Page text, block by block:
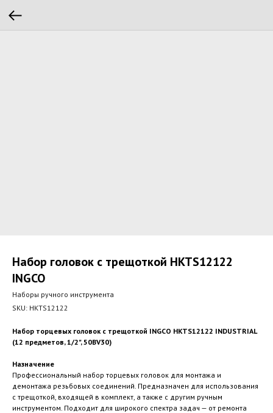
Набор головок с трещоткой HKTS12122
INGCO
Наборы ручного инструмента
SKU: HKTS12122
Набор торцевых головок с трещоткой INGCO HKTS12122 INDUSTRIAL
(12 предметов, 1/2", 50BV30)
Назначение
Профессиональный набор торцевых головок для монтажа и
демонтажа резьбовых соединений. Предназначен для использования
с трещоткой, входящей в комплект, а также с другим ручным
инструментом. Подходит для широкого спектра задач — от ремонта